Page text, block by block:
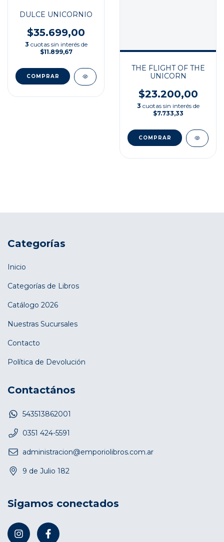
DULCE UNICORNIO
$35.699,00
3 cuotas sin interés de
$11.899,67
THE FLIGHT OF THE
UNICORN
$23.200,00
3 cuotas sin interés de
$7.733,33
Categorías
Inicio
Categorías de Libros
Catálogo 2026
Nuestras Sucursales
Contacto
Política de Devolución
Contactános
543513862001
0351 424-5591
administracion@emporiolibros.com.ar
9 de Julio 182
Sigamos conectados